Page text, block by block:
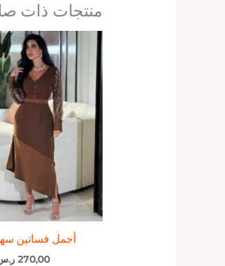
منتجات ذات
أجمل فساتين
270,00